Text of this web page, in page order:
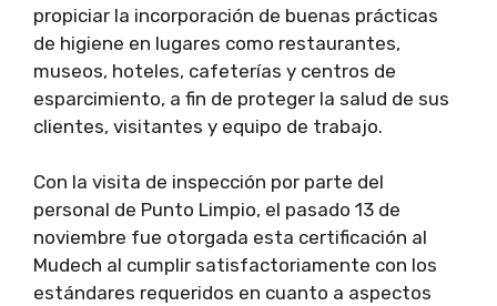
propiciar la incorporación de buenas prácticas
de higiene en lugares como restaurantes,
museos, hoteles, cafeterías y centros de
esparcimiento, a fin de proteger la salud de sus
clientes, visitantes y equipo de trabajo.
Con la visita de inspección por parte del
personal de Punto Limpio, el pasado 13 de
noviembre fue otorgada esta certificación al
Mudech al cumplir satisfactoriamente con los
estándares requeridos en cuanto a aspectos